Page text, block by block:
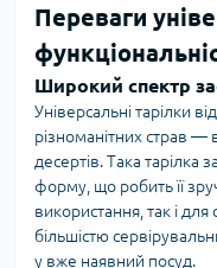
Переваги
Широкий спектр
Універсальні тарілки
різноманітних страв —
десертів. Така тарілка
форму, що робить її
використання, так і для
більшістю
у вже наявний посуд.